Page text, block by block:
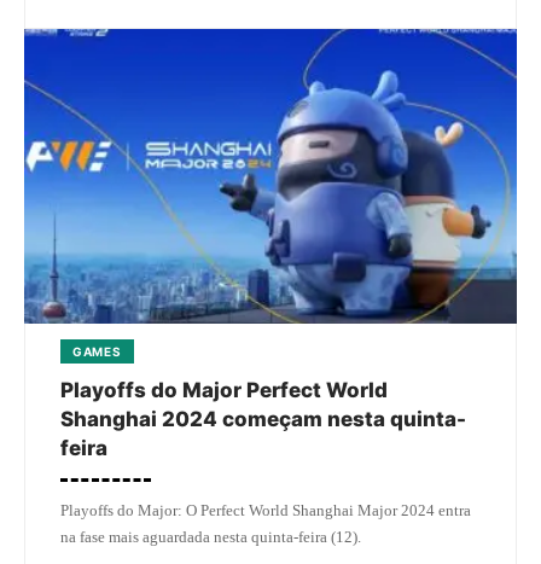
GAMES
Playoffs do Major Perfect World
Shanghai 2024 começam nesta quinta-
feira
Playoffs do Major: O Perfect World Shanghai Major 2024 entra
na fase mais aguardada nesta quinta-feira (12).